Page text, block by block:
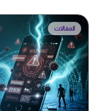
المقالات